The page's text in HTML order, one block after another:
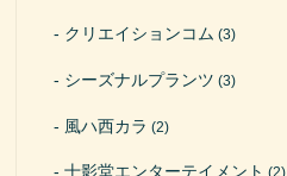
クリエイションコム (3)
シーズナルプランツ (3)
風ハ西カラ (2)
十影堂エンターテイメント